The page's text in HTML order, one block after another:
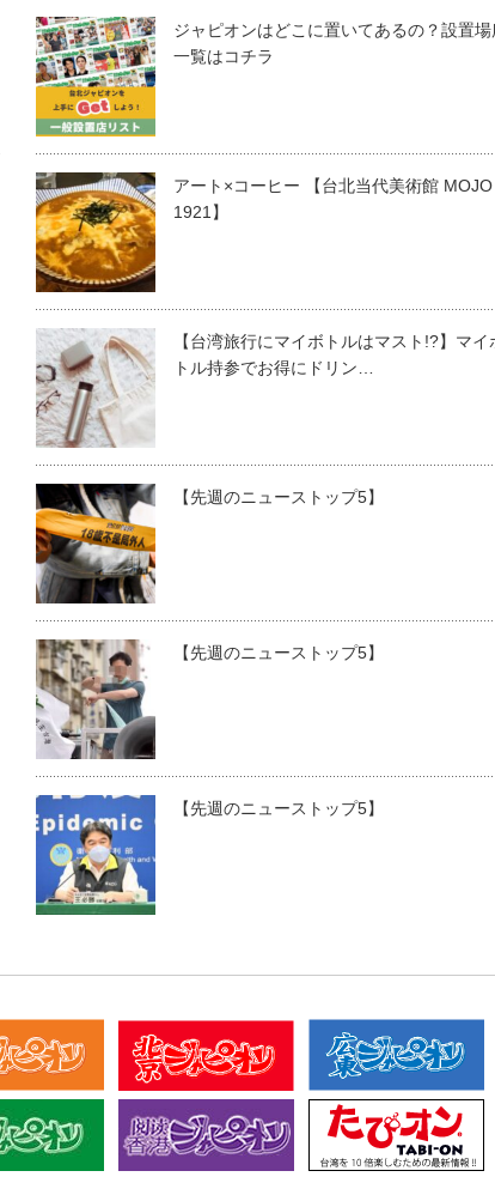
ジャピオンはどこに置いてあるの？設置場
一覧はコチラ
アート×コーヒー 【台北当代美術館 MOJO
1921】
【台湾旅行にマイボトルはマスト!?】マイ
トル持参でお得にドリン…
【先週のニューストップ5】
【先週のニューストップ5】
【先週のニューストップ5】